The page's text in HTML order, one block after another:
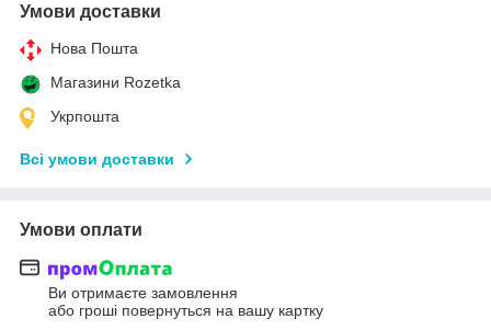
Умови доставки
Нова Пошта
Магазини Rozetka
Укрпошта
Всі умови доставки
Умови оплати
Ви отримаєте замовлення
або гроші повернуться на вашу картку